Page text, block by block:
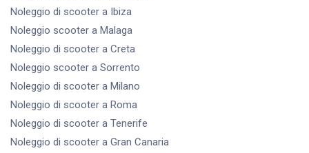
Noleggio di scooter a Ibiza
Noleggio scooter a Malaga
Noleggio di scooter a Creta
Noleggio scooter a Sorrento
Noleggio di scooter a Milano
Noleggio di scooter a Roma
Noleggio di scooter a Tenerife
Noleggio di scooter a Gran Canaria